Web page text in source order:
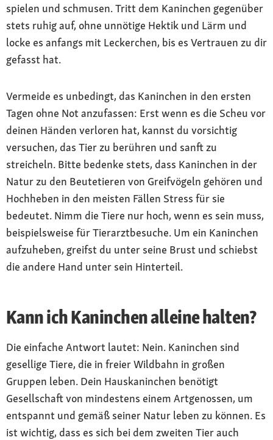
spielen und schmusen. Tritt dem Kaninchen gegenüber
stets ruhig auf, ohne unnötige Hektik und Lärm und
locke es anfangs mit Leckerchen, bis es Vertrauen zu dir
gefasst hat.
Vermeide es unbedingt, das Kaninchen in den ersten
Tagen ohne Not anzufassen: Erst wenn es die Scheu vor
deinen Händen verloren hat, kannst du vorsichtig
versuchen, das Tier zu berühren und sanft zu
streicheln. Bitte bedenke stets, dass Kaninchen in der
Natur zu den Beutetieren von Greifvögeln gehören und
Hochheben in den meisten Fällen Stress für sie
bedeutet. Nimm die Tiere nur hoch, wenn es sein muss,
beispielsweise für Tierarztbesuche. Um ein Kaninchen
aufzuheben, greifst du unter seine Brust und schiebst
die andere Hand unter sein Hinterteil.
Kann ich Kaninchen alleine halten?
Die einfache Antwort lautet: Nein. Kaninchen sind
gesellige Tiere, die in freier Wildbahn in großen
Gruppen leben. Dein Hauskaninchen benötigt
Gesellschaft von mindestens einem Artgenossen, um
entspannt und gemäß seiner Natur leben zu können. Es
ist wichtig, dass es sich bei dem zweiten Tier auch